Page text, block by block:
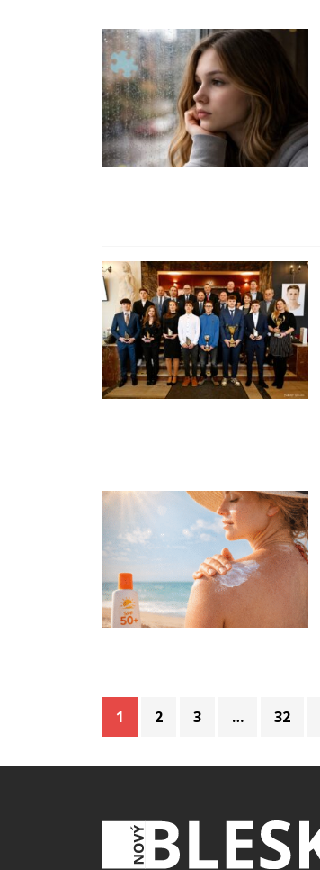
Stránkovanie
príspevkov
1 2 3 … 32